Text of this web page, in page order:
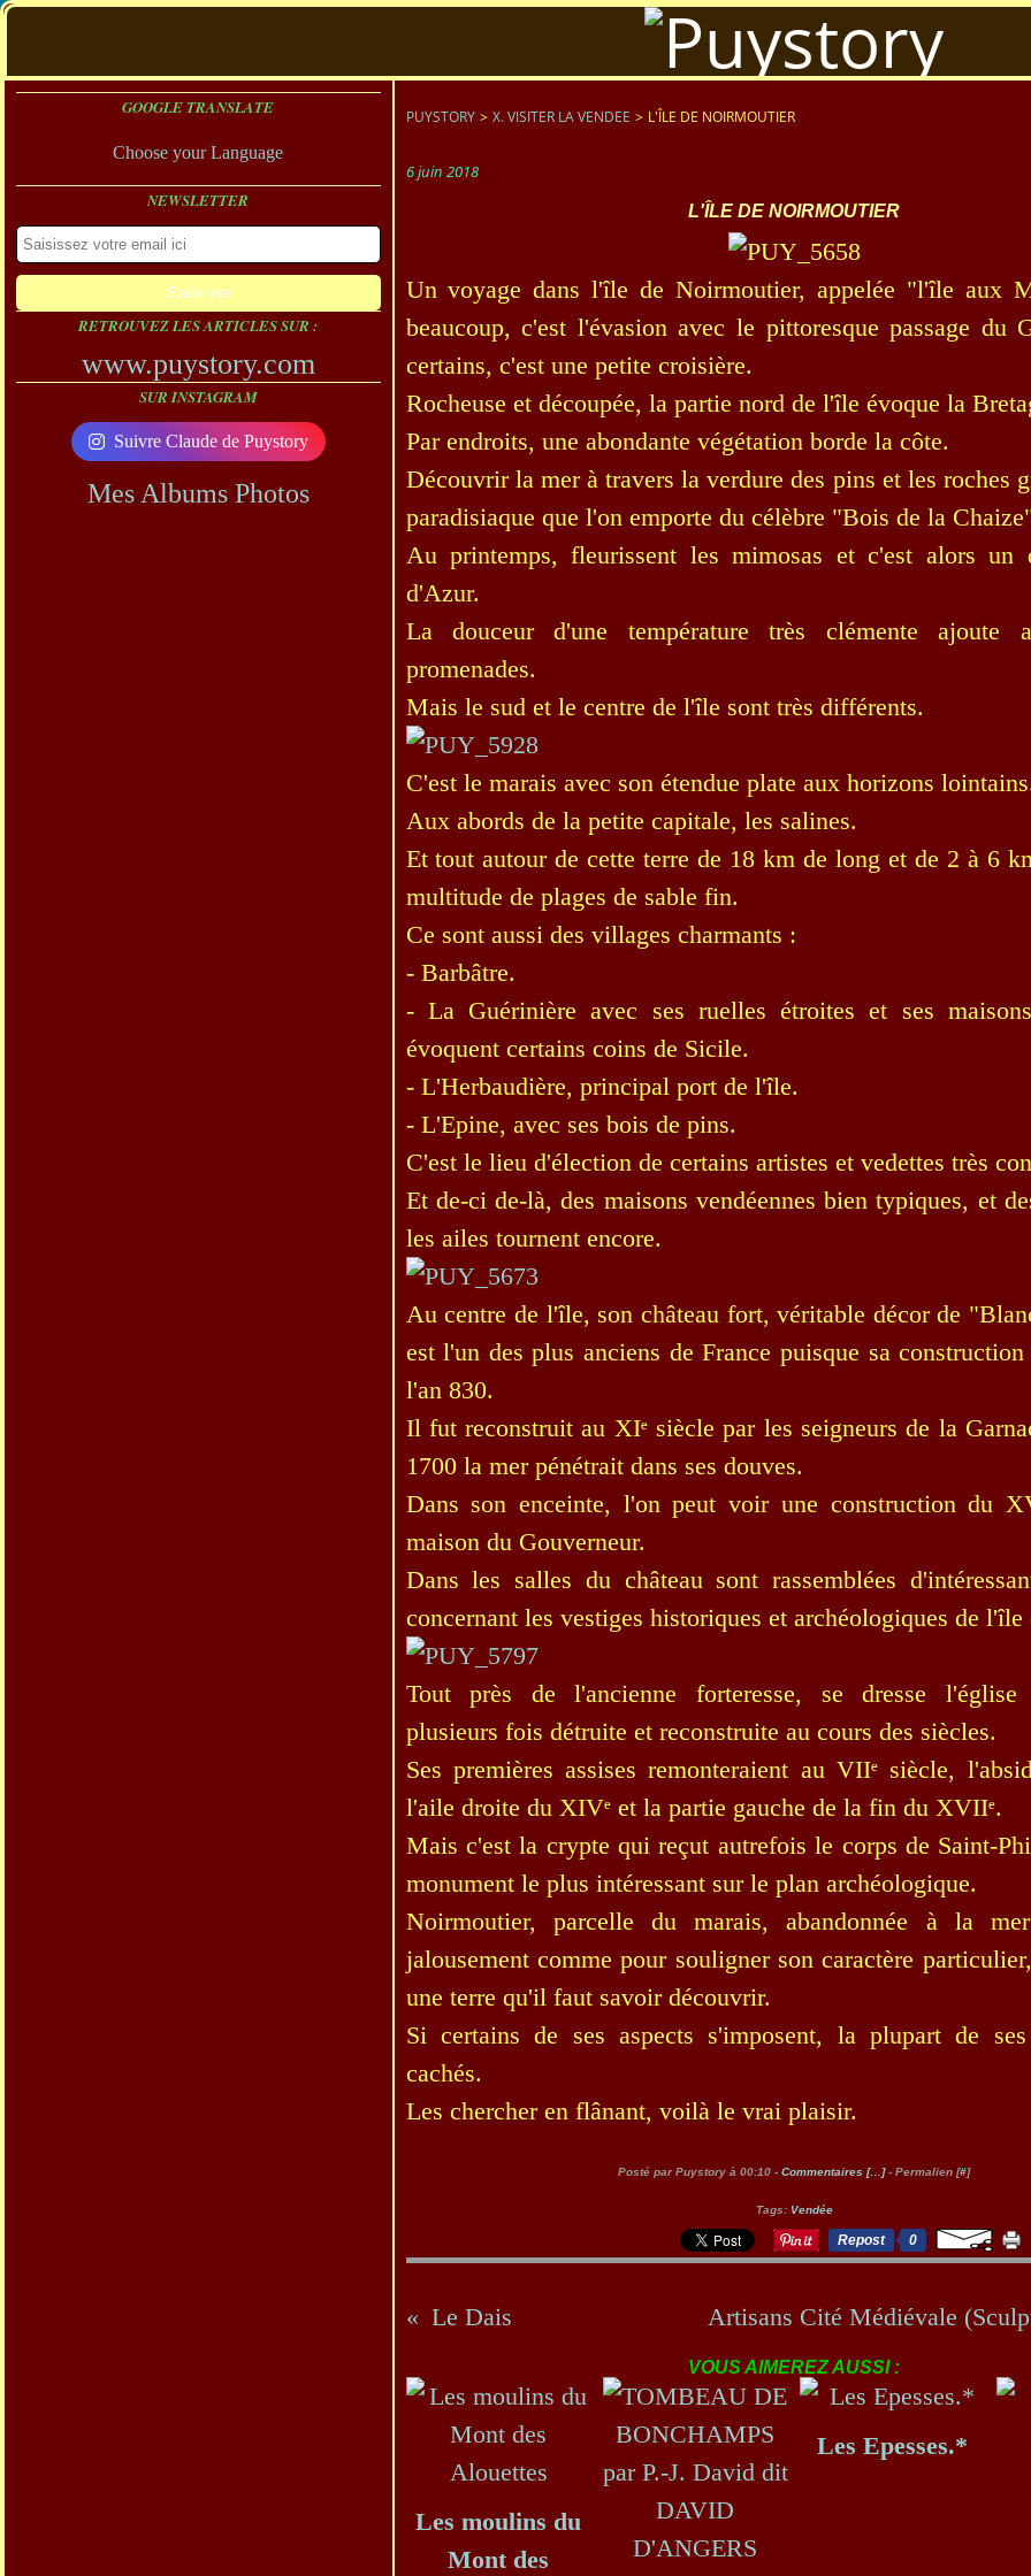
GOOGLE TRANSLATE
Choose your Language
NEWSLETTER
RETROUVEZ LES ARTICLES SUR :
www.puystory.com
SUR INSTAGRAM
Suivre Claude de Puystory
Mes Albums Photos
PUYSTORY > X. VISITER LA VENDEE > L'ÎLE DE NOIRMOUTIER
6 juin 2018
L'ÎLE DE NOIRMOUTIER
Un voyage dans l'île de Noirmoutier, appelée "l'île aux
beaucoup, c'est l'évasion avec le pittoresque passage du
certains, c'est une petite croisière.
Rocheuse et découpée, la partie nord de l'île évoque la
Par endroits, une abondante végétation borde la côte.
Découvrir la mer à travers la verdure des pins et les roches
paradisiaque que l'on emporte du célèbre "Bois de la
Au printemps, fleurissent les mimosas et c'est alors un
d'Azur.
La douceur d'une température très clémente ajoute
promenades.
Mais le sud et le centre de l'île sont très différents.
C'est le marais avec son étendue plate aux horizons
Aux abords de la petite capitale, les salines.
Et tout autour de cette terre de 18 km de long et de 2 à 6
multitude de plages de sable fin.
Ce sont aussi des villages charmants :
- Barbâtre.
- La Guérinière avec ses ruelles étroites et ses
évoquent certains coins de Sicile.
- L'Herbaudière, principal port de l'île.
- L'Epine, avec ses bois de pins.
C'est le lieu d'élection de certains artistes et vedettes très
Et de-ci de-là, des maisons vendéennes bien typiques, et
les ailes tournent encore.
Au centre de l'île, son château fort, véritable décor de
est l'un des plus anciens de France puisque sa
l'an 830.
Il fut reconstruit au XIᵉ siècle par les seigneurs de la
1700 la mer pénétrait dans ses douves.
Dans son enceinte, l'on peut voir une construction du
maison du Gouverneur.
Dans les salles du château sont rassemblées
concernant les vestiges historiques et archéologiques de l'île
Tout près de l'ancienne forteresse, se dresse l'église
plusieurs fois détruite et reconstruite au cours des siècles.
Ses premières assises remonteraient au VIIᵉ siècle,
l'aile droite du XIVᵉ et la partie gauche de la fin du XVIIᵉ.
Mais c'est la crypte qui reçut autrefois le corps de Saint-
monument le plus intéressant sur le plan archéologique.
Noirmoutier, parcelle du marais, abandonnée à la
jalousement comme pour souligner son caractère
une terre qu'il faut savoir découvrir.
Si certains de ses aspects s'imposent, la plupart de
cachés.
Les chercher en flânant, voilà le vrai plaisir.
Posté par Puystory à 00:10 - Commentaires [… ]- Permalien [#]
Tags: Vendée
Repost 0
Le Dais Artisans Cité Médiévale
VOUS AIMEREZ AUSSI :
Les moulins du
Mont des
Les Epesses.*